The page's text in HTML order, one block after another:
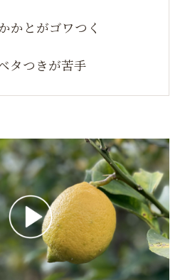
かとがゴワつく
タつきが苦手